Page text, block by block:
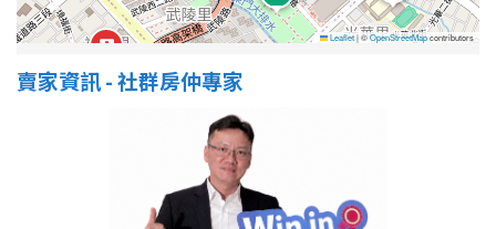
Leaflet|©OpenStreetMapcontributors
賣家資訊 - 社群房仲專家